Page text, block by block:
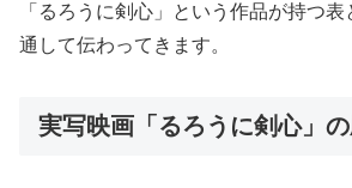
「るろうに剣心」という作品が持つ
通して伝わってきます。
実写映画「るろうに剣心」